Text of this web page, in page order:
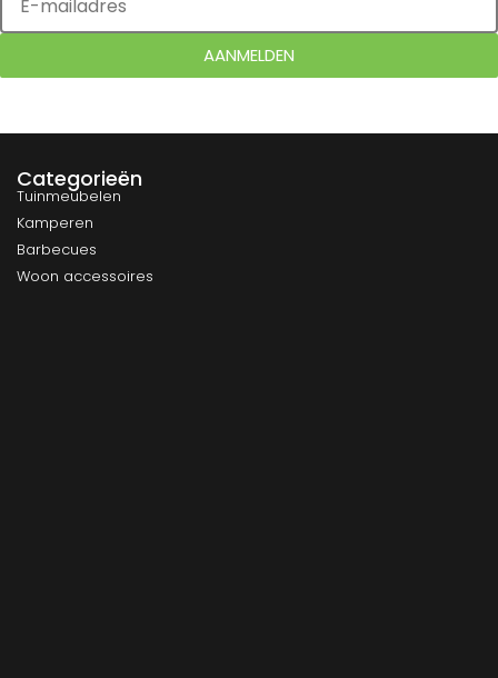
AANMELDEN
Categorieën
Tuinmeubelen
Kamperen
Barbecues
Woon accessoires